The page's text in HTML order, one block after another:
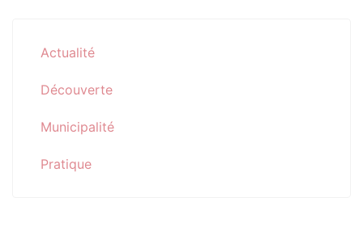
Actualité
Découverte
Municipalité
Pratique